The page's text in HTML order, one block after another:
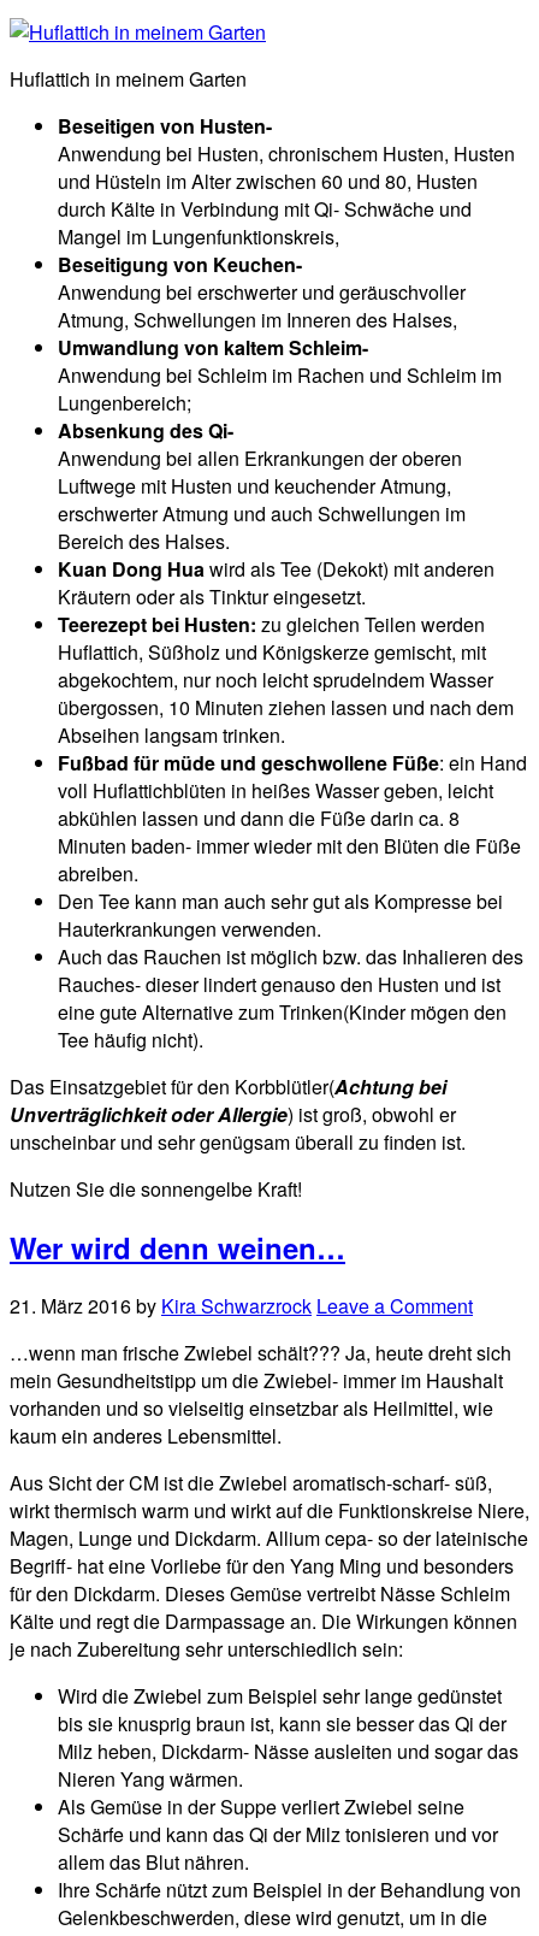
Huflattich in meinem Garten
Beseitigen von Husten-
Anwendung bei Husten, chronischem Husten, Husten
und Hüsteln im Alter zwischen 60 und 80, Husten
durch Kälte in Verbindung mit Qi- Schwäche und
Mangel im Lungenfunktionskreis,
Beseitigung von Keuchen-
Anwendung bei erschwerter und geräuschvoller
Atmung, Schwellungen im Inneren des Halses,
Umwandlung von kaltem Schleim-
Anwendung bei Schleim im Rachen und Schleim im
Lungenbereich;
Absenkung des Qi-
Anwendung bei allen Erkrankungen der oberen
Luftwege mit Husten und keuchender Atmung,
erschwerter Atmung und auch Schwellungen im
Bereich des Halses.
Kuan Dong Huawird als Tee (Dekokt) mit anderen
Kräutern oder als Tinktur eingesetzt.
Teerezept bei Husten: zu gleichen Teilen werden
Huflattich, Süßholz und Königskerze gemischt, mit
abgekochtem, nur noch leicht sprudelndem Wasser
übergossen, 10 Minuten ziehen lassen und nach dem
Abseihen langsam trinken.
Fußbad für müde und geschwollene Füße: ein Hand
voll Huflattichblüten in heißes Wasser geben, leicht
abkühlen lassen und dann die Füße darin ca. 8
Minuten baden- immer wieder mit den Blüten die Füße
abreiben.
Den Tee kann man auch sehr gut als Kompresse bei
Hauterkrankungen verwenden.
Auch das Rauchen ist möglich bzw. das Inhalieren des
Rauches- dieser lindert genauso den Husten und ist
eine gute Alternative zum Trinken(Kinder mögen den
Tee häufig nicht).
Das Einsatzgebiet für den Korbblütler(Achtung bei
Unverträglichkeit oder Allergie) ist groß, obwohl er
unscheinbar und sehr genügsam überall zu finden ist.
Nutzen Sie die sonnengelbe Kraft!
Wer wird denn weinen…
21. März 2016by Kira Schwarzrock Leave a Comment
…wenn man frische Zwiebel schält??? Ja, heute dreht sich
mein Gesundheitstipp um die Zwiebel- immer im Haushalt
vorhanden und so vielseitig einsetzbar als Heilmittel, wie
kaum ein anderes Lebensmittel.
Aus Sicht der CM ist die Zwiebel aromatisch-scharf- süß,
wirkt thermisch warm und wirkt auf die Funktionskreise Niere,
Magen, Lunge und Dickdarm. Allium cepa- so der lateinische
Begriff- hat eine Vorliebe für den Yang Ming und besonders
für den Dickdarm. Dieses Gemüse vertreibt Nässe Schleim
Kälte und regt die Darmpassage an. Die Wirkungen können
je nach Zubereitung sehr unterschiedlich sein:
Wird die Zwiebel zum Beispiel sehr lange gedünstet
bis sie knusprig braun ist, kann sie besser das Qi der
Milz heben, Dickdarm- Nässe ausleiten und sogar das
Nieren Yang wärmen.
Als Gemüse in der Suppe verliert Zwiebel seine
Schärfe und kann das Qi der Milz tonisieren und vor
allem das Blut nähren.
Ihre Schärfe nützt zum Beispiel in der Behandlung von
Gelenkbeschwerden, diese wird genutzt, um in die